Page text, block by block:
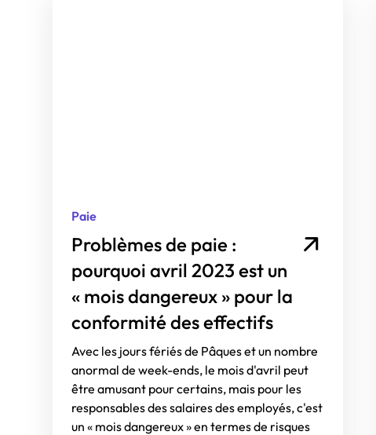
Paie
Problèmes de paie :
pourquoi avril 2023 est un
« mois dangereux » pour la
conformité des effectifs
Avec les jours fériés de Pâques et un nombre
anormal de week-ends, le mois d'avril peut
être amusant pour certains, mais pour les
responsables des salaires des employés, c'est
un « mois dangereux » en termes de risques